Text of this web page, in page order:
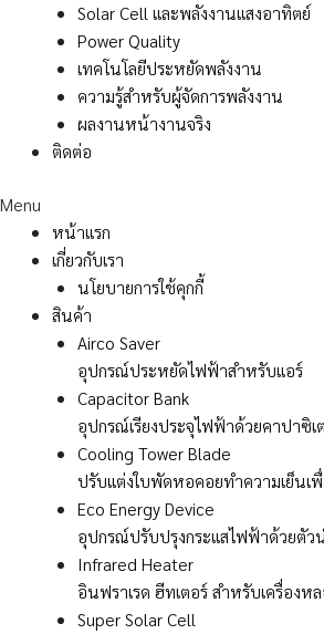
Solar Cell และพลังงานแสงอาทิตย์
Power Quality
เทคโนโลยีประหยัดพลังงาน
ความรู้สำหรับผู้จัดการพลังงาน
ผลงานหน้างานจริง
ติดต่อ
Menu
หน้าแรก
เกี่ยวกับเรา
นโยบายการใช้คุกกี้
สินค้า
Airco Saver
อุปกรณ์ประหยัดไฟฟ้าสำหรับแอร์
Capacitor Bank
อุปกรณ์เรียงประจุไฟฟ้าด้วยคาปาซิเ
Cooling Tower Blade
ปรับแต่งใบพัดหอคอยทำความเย็นเ
Eco Energy Device
อุปกรณ์ปรับปรุงกระแสไฟฟ้าด้วยตัว
Infrared Heater
อินฟราเรด ฮีทเตอร์ สำหรับเครื่องห
Super Solar Cell